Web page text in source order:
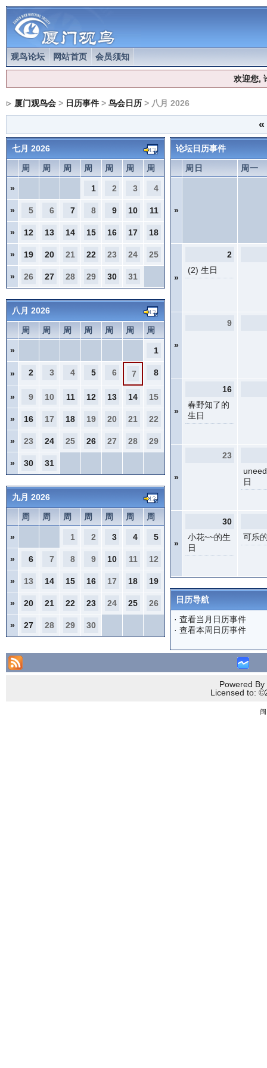
观鸟论坛 网站首页 会员须知
欢迎您,
厦门观鸟会> 日历事件> 鸟会日历> 八月 2026
«
七月 2026
周 周 周 周 周 周 周
» 1 2 3 4
» 5 6 7 8 9 10 11
» 12 13 14 15 16 17 18
» 19 20 21 22 23 24 25
» 26 27 28 29 30 31
八月 2026
周 周 周 周 周 周 周
» 1
» 2 3 4 5 6 7 8
» 9 10 11 12 13 14 15
» 16 17 18 19 20 21 22
» 23 24 25 26 27 28 29
» 30 31
九月 2026
周 周 周 周 周 周 周
» 1 2 3 4 5
» 6 7 8 9 10 11 12
» 13 14 15 16 17 18 19
» 20 21 22 23 24 25 26
» 27 28 29 30
论坛日历事件
周日 周一
»
»
2
(2) 生日
»
9
»
16
春野知了的
生日
»
23
日
»
30
小花~~的生
日
可乐
日历导航
· 查看当月日历事件
· 查看本周日历事件
Powered
Licensed to: